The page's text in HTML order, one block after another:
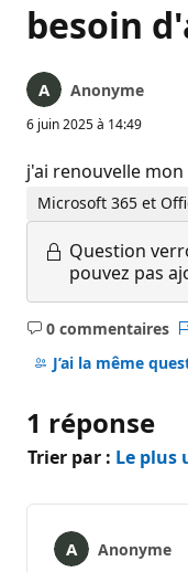
besoin
Anonyme
6 juin 2025 à 14:49
j'ai renouvelle
Microsoft 365 et
Question
pouvez pas
0 commentaires
Aucun
J’ai la même
1 réponse
Trier par : Le plus
Anonyme